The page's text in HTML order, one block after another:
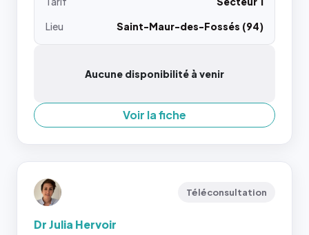
Lieu
Saint-Maur-des-Fossés (94)
Aucune disponibilité à venir
Voir la fiche
Téléconsultation
Dr Julia Hervoir